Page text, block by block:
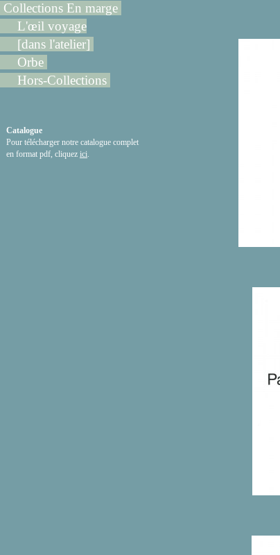
Collections En marge
L'œil voyage
[dans l'atelier]
Orbe
Hors-Collections
Catalogue
Pour télécharger notre catalogue complet
en format pdf, cliquez ici.